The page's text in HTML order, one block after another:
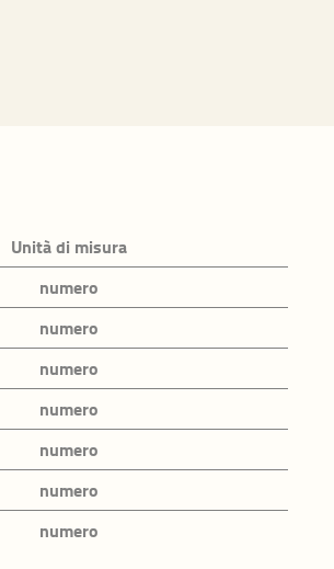
Unità di misura
numero
numero
numero
numero
numero
numero
numero